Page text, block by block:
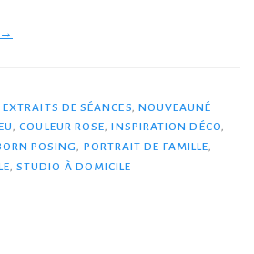
→
EXTRAITS DE SÉANCES NOUVEAUNÉ
,COULEUR ROSE ,INSPIRATION DÉCO
POSING PORTRAIT DE FAMILLE
,STUDIO À DOMICILE